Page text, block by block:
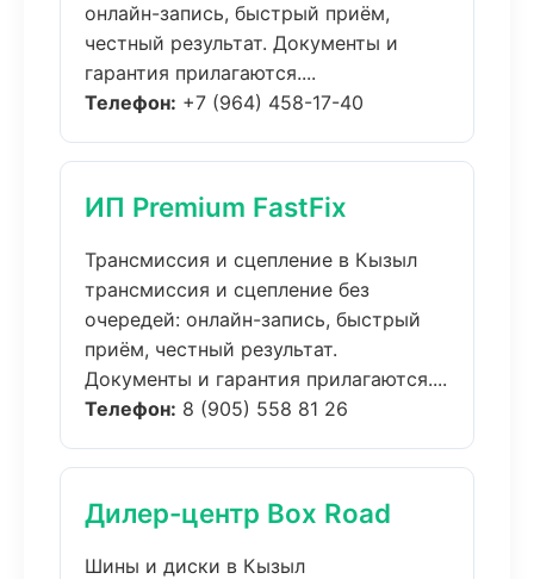
онлайн-запись, быстрый приём,
честный результат. Документы и
гарантия прилагаются....
Телефон: +7 (964) 458-17-40
ИП Premium FastFix
Трансмиссия и сцепление в Кызыл
трансмиссия и сцепление без
очередей: онлайн-запись, быстрый
приём, честный результат.
Документы и гарантия прилагаются....
Телефон: 8 (905) 558 81 26
Дилер-центр Box Road
Шины и диски в Кызыл